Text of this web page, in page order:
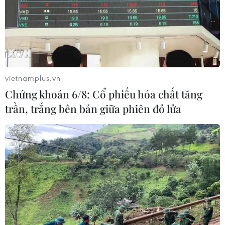
TIN LIÊN QUAN
vietnamplus.vn
Chứng khoán 6/8: Cổ phiếu hóa chất tăng
trần, trắng bên bán giữa phiên đỏ lửa